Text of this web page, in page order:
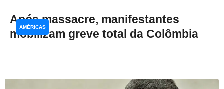
Após massacre, manifestantes
mobilizam greve total da Colômbia
AMÉRICAS